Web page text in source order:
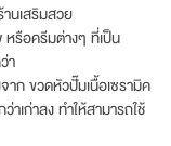
านเสริมสวย
หรือครีมต่างๆ ที่เป็น
า
าก ขวดหัวปั๊มเนื้อเซรามิค
าเก่าลง ทำให้สามารถใช้